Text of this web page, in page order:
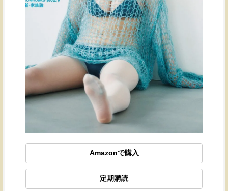
Amazonで購入
定期購読